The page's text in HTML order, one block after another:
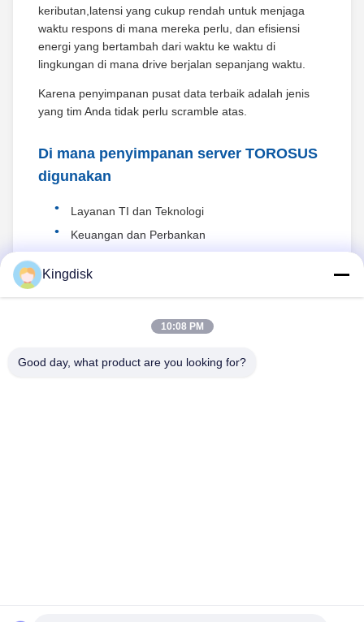
keributan,latensi yang cukup rendah untuk menjaga
waktu respons di mana mereka perlu, dan efisiensi
energi yang bertambah dari waktu ke waktu di
lingkungan di mana drive berjalan sepanjang waktu.
Karena penyimpanan pusat data terbaik adalah jenis
yang tim Anda tidak perlu scramble atas.
Di mana penyimpanan server TOROSUS
digunakan
Layanan TI dan Teknologi
Keuangan dan Perbankan
Pendidikan
Komputer Perusahaan
Kingdisk
10:08 PM
Good day, what product are you looking for?